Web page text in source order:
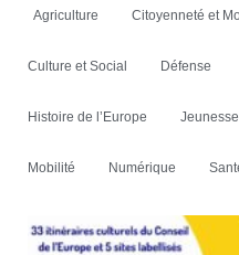
Agriculture Citoyenneté et
Culture et Social Défense
Histoire de l’Europe Jeunesse
Mobilité Numérique